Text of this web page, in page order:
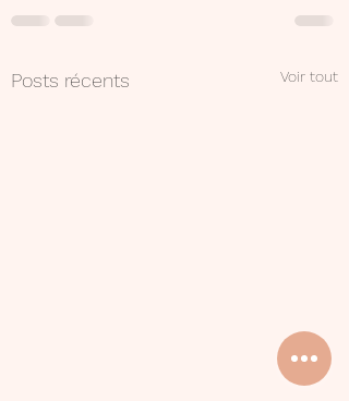
Posts récents Voir tout